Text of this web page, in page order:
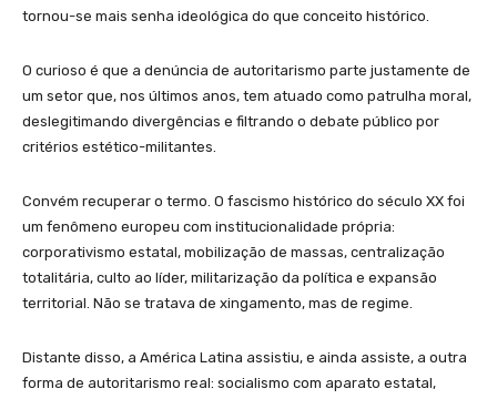
tornou-se mais senha ideológica do que conceito histórico.
O curioso é que a denúncia de autoritarismo parte justamente de
um setor que, nos últimos anos, tem atuado como patrulha moral,
deslegitimando divergências e filtrando o debate público por
critérios estético-militantes.
Convém recuperar o termo. O fascismo histórico do século XX foi
um fenômeno europeu com institucionalidade própria:
corporativismo estatal, mobilização de massas, centralização
totalitária, culto ao líder, militarização da política e expansão
territorial. Não se tratava de xingamento, mas de regime.
Distante disso, a América Latina assistiu, e ainda assiste, a outra
forma de autoritarismo real: socialismo com aparato estatal,